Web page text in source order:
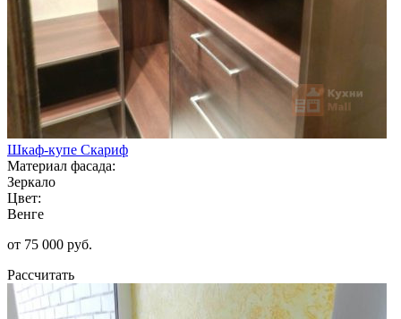
Шкаф-купе Скариф
Материал фасада:
Зеркало
Цвет:
Венге
от 75 000 руб.
Рассчитать